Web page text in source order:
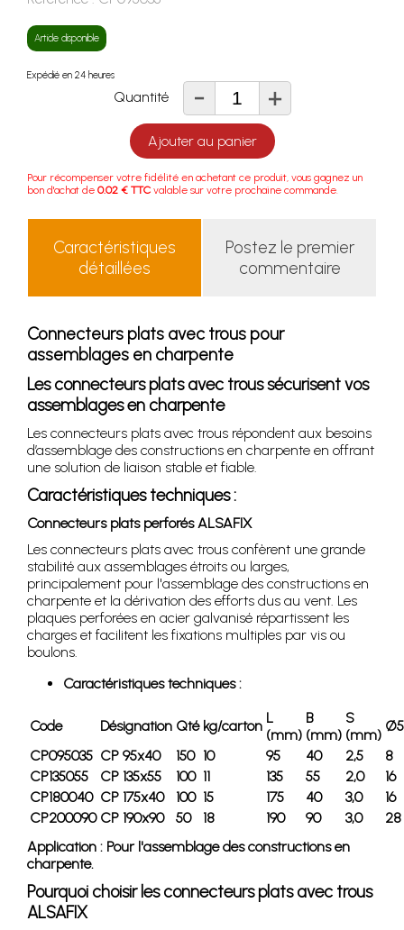
Article disponible
Expédié en 24 heures
Quantité - +
Ajouter au panier
Pour récompenser votre fidélité en achetant ce produit, vous gagnez un
bon d'achat de 0.02 € TTC valable sur votre prochaine commande.
Caractéristiques
détaillées
Postez le premier
commentaire
Connecteurs plats avec trous pour
assemblages en charpente
Les connecteurs plats avec trous sécurisent vos
assemblages en charpente
Les connecteurs plats avec trous répondent aux besoins
d’assemblage des constructions en charpente en offrant
une solution de liaison stable et fiable.
Caractéristiques techniques :
Connecteurs plats perforés ALSAFIX
Les connecteurs plats avec trous confèrent une grande
stabilité aux assemblages étroits ou larges,
principalement pour l'assemblage des constructions en
charpente et la dérivation des efforts dus au vent. Les
plaques perforées en acier galvanisé répartissent les
charges et facilitent les fixations multiples par vis ou
boulons.
Caractéristiques techniques :
Code Désignation Qté kg/carton L
(mm)
B
(mm)
S
(mm)
Ø5
CP095035 CP 95x40 150 10 95 40 2,5
8
CP135055
CP 135x55 100 11 135 55 2,0
16
CP180040 CP 175x40 100 15 175 40 3,0
16
CP200090 CP 190x90 50 18 190 90 3,0
28
Application : Pour l'assemblage des constructions en
charpente.
Pourquoi choisir les connecteurs plats avec trous
ALSAFIX